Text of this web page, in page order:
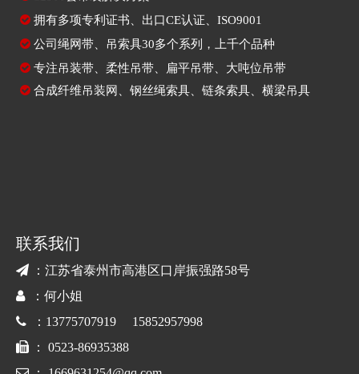
 拥有多项专利证书、出口CE认证、ISO9001
 公司绳网带、吊索具30多个系列，上千个品种
 专注吊装带 柔性吊带 扁平吊带 、大吨位吊带
 合成纤维吊装网 钢丝绳索具 链条索具 横梁吊具
联系我们
 ：江苏省泰州市高港区口岸振强路58号
：何小姐
 ：13775707919 15852957998
 ： 0523-86935388